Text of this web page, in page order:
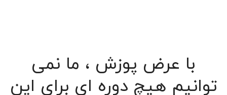
با عرض پوزش ، ما نمی
توانیم هیچ دوره ای برای این